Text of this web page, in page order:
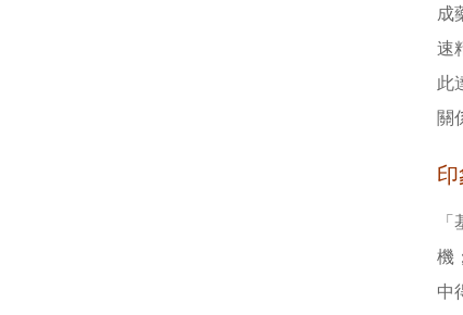
成
速
此
關
機
中